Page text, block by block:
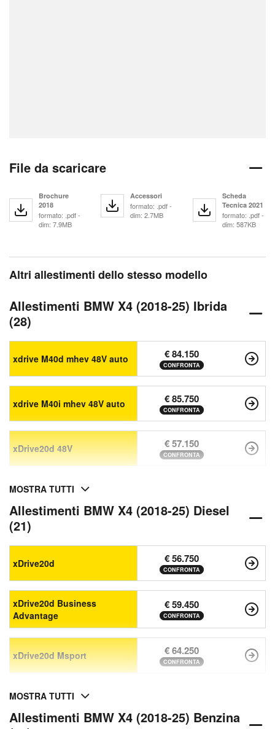
File da scaricare
Brochure
2018
formato: .pdf -
dim: 7.9MB
Accessori
formato: .pdf -
dim: 2.7MB
Scheda
Tecnica 2021
formato: .pdf -
dim: 587KB
Altri allestimenti dello stesso modello
Allestimenti BMW X4 (2018-25) Ibrida
(28)
xdrive M40d mhev 48V auto € 84.150
CONFRONTA
xdrive M40i mhev 48V auto € 85.750
CONFRONTA
xDrive20d 48V € 57.150
CONFRONTA
MOSTRA TUTTI
Allestimenti BMW X4 (2018-25) Diesel
(21)
xDrive20d € 56.750
CONFRONTA
xDrive20d Business
Advantage
€ 59.450
CONFRONTA
xDrive20d Msport € 64.250
CONFRONTA
MOSTRA TUTTI
Allestimenti BMW X4 (2018-25) Benzina